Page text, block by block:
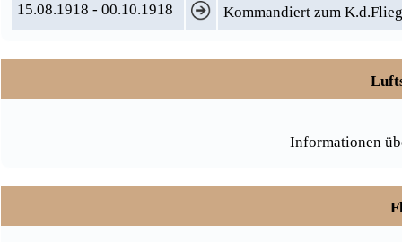
15.08.1918 - 00.10.1918
Kommandiert zum
Informationen